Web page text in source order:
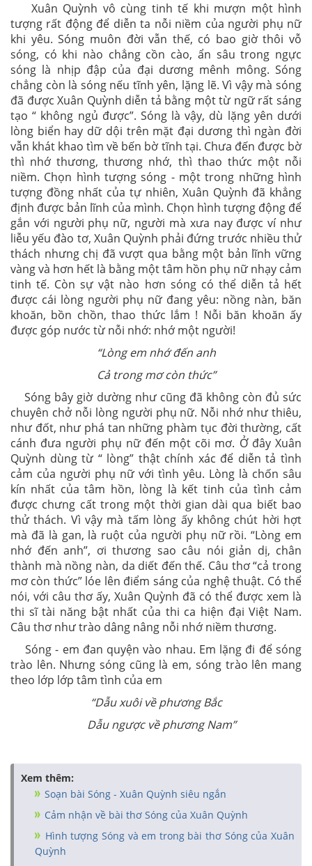
Xuân Quỳnh vô cùng tinh tế khi mượn một hình
tượng rất động để diễn ta nỗi niềm của người phụ nữ
khi yêu. Sóng muôn đời vẫn thế, có bao giờ thôi vỗ
sóng, có khi nào chẳng cồn cào, ẩn sâu trong ngực
sóng là nhịp đập của đại dương mênh mông. Sóng
chẳng còn là sóng nếu tĩnh yên, lặng lẽ. Vì vậy mà sóng
đã được Xuân Quỳnh diễn tả bằng một từ ngữ rất sáng
tạo “ không ngủ được”. Sóng là vậy, dù lặng yên dưới
lòng biển hay dữ dội trên mặt đại dương thì ngàn đời
vẫn khát khao tìm về bến bờ tĩnh tại. Chưa đến được bờ
thì nhớ thương, thương nhớ, thì thao thức một nỗi
niềm. Chọn hình tượng sóng - một trong những hình
tượng đồng nhất của tự nhiên, Xuân Quỳnh đã khẳng
định được bản lĩnh của mình. Chọn hình tượng động để
gắn với người phụ nữ, người mà xưa nay được ví như
liễu yếu đào tơ, Xuân Quỳnh phải đứng trước nhiều thử
thách nhưng chị đã vượt qua bằng một bản lĩnh vững
vàng và hơn hết là bằng một tâm hồn phụ nữ nhạy cảm
tinh tế. Còn sự vật nào hơn sóng có thể diễn tả hết
được cái lòng người phụ nữ đang yêu: nồng nàn, băn
khoăn, bồn chồn, thao thức lắm ! Nỗi băn khoăn ấy
được góp nước từ nỗi nhớ: nhớ một người!
“Lòng em nhớ đến anh
Cả trong mơ còn thức”
Sóng bây giờ dường như cũng đã không còn đủ sức
chuyên chở nỗi lòng người phụ nữ. Nỗi nhớ như thiêu,
như đốt, như phá tan những phàm tục đời thường, cất
cánh đưa người phụ nữ đến một cõi mơ. Ở đây Xuân
Quỳnh dùng từ “ lòng” thật chính xác để diễn tả tình
cảm của người phụ nữ với tình yêu. Lòng là chốn sâu
kín nhất của tâm hồn, lòng là kết tinh của tình cảm
được chưng cất trong một thời gian dài qua biết bao
thử thách. Vì vậy mà tấm lòng ấy không chút hời hợt
mà đã là gan, là ruột của người phụ nữ rồi. “Lòng em
nhớ đến anh”, ơi thương sao câu nói giản dị, chân
thành mà nồng nàn, da diết đến thế. Câu thơ “cả trong
mơ còn thức” lóe lên điểm sáng của nghệ thuật. Có thể
nói, với câu thơ ấy, Xuân Quỳnh đã có thể được xem là
thi sĩ tài năng bật nhất của thi ca hiện đại Việt Nam.
Câu thơ như trào dâng nâng nỗi nhớ niềm thương.
Sóng - em đan quyện vào nhau. Em lặng đi để sóng
trào lên. Nhưng sóng cũng là em, sóng trào lên mang
theo lớp lớp tâm tình của em
“Dẫu xuôi về phương Bắc
Dẫu ngược về phương Nam”
Xem thêm:
Soạn bài Sóng - Xuân Quỳnh siêu ngắn
Cảm nhận về bài thơ Sóng của Xuân Quỳnh
Hình tượng Sóng và em trong bài thơ Sóng của Xuân
Quỳnh